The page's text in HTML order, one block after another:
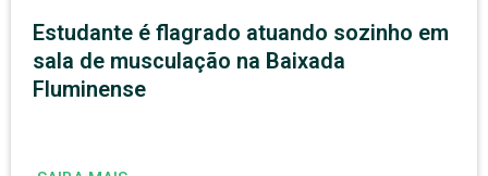
Estudante é flagrado atuando sozinho em
sala de musculação na Baixada
Fluminense